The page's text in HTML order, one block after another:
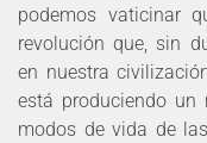
podemos vaticinar
revolución que, sin
en nuestra
está produciendo
modos de vida de